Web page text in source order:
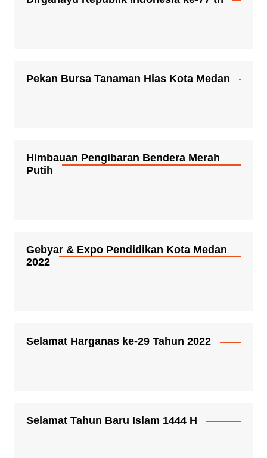
Pekan Bursa Tanaman Hias Kota Medan
Himbauan Pengibaran Bendera Merah
Putih
Gebyar & Expo Pendidikan Kota Medan
2022
Selamat Harganas ke-29 Tahun 2022
Selamat Tahun Baru Islam 1444 H